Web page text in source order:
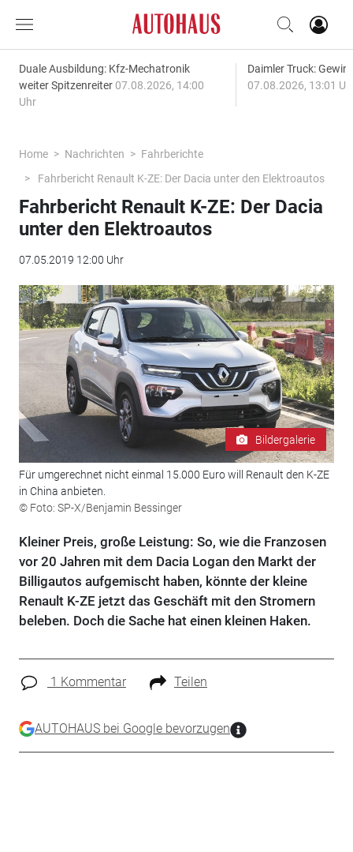
Duale Ausbildung: Kfz-Mechatronik
weiter Spitzenreiter 07.08.2026, 14:00
Uhr
Daimler Truck:
07.08.2026, 13:01
Home Nachrichten
Fahrberichte
Fahrbericht Renault K-ZE: Der Dacia unter den Elektroautos
Fahrbericht Renault K-ZE: Der Dacia
unter den Elektroautos
07.05.2019 12:00 Uhr
Bildergalerie
Für umgerechnet nicht einmal 15.000 Euro will Renault den K-ZE
in China anbieten.
© Foto: SP-X/Benjamin Bessinger
Kleiner Preis, große Leistung: So, wie die Franzosen
vor 20 Jahren mit dem Dacia Logan den Markt der
Billigautos aufgemischt haben, könnte der kleine
Renault K-ZE jetzt das Geschäft mit den Stromern
beleben. Doch die Sache hat einen kleinen Haken.
1 Kommentar Teilen
AUTOHAUS bei Google bevorzugen